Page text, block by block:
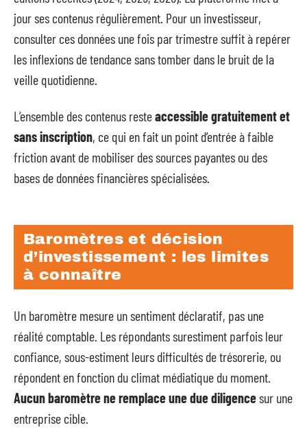
jour ses contenus régulièrement. Pour un investisseur,
consulter ces données une fois par trimestre suffit à repérer
les inflexions de tendance sans tomber dans le bruit de la
veille quotidienne.
L’ensemble des contenus resteaccessible gratuitement et
sans inscription, ce qui en fait un point d’entrée à faible
friction avant de mobiliser des sources payantes ou des
bases de données financières spécialisées.
Baromètres et décision
d’investissement : les limites
à connaître
Un baromètre mesure un sentiment déclaratif, pas une
réalité comptable. Les répondants surestiment parfois leur
confiance, sous-estiment leurs difficultés de trésorerie, ou
répondent en fonction du climat médiatique du moment.
Aucun baromètre ne remplace une due diligencesur une
entreprise cible.